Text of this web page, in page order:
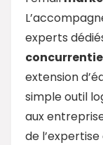
experts
extension
simple outil
aux
de